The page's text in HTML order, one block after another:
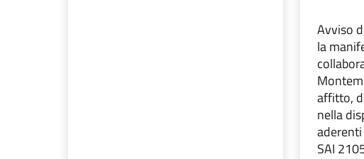
Avviso
la
affitto,
nella
aderenti
SAI